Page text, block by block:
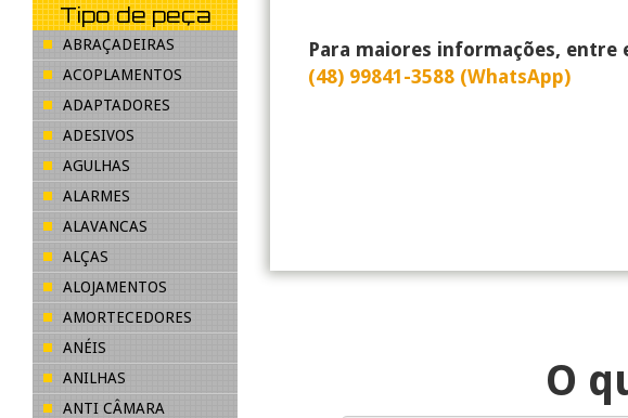
Para maiores informações, entre
(48) 99841-3588 (WhatsApp)
O
Tipo de peça
ABRAÇADEIRAS
ACOPLAMENTOS
ADAPTADORES
ADESIVOS
AGULHAS
ALARMES
ALAVANCAS
ALÇAS
ALOJAMENTOS
AMORTECEDORES
ANÉIS
ANILHAS
ANTI CÂMARA